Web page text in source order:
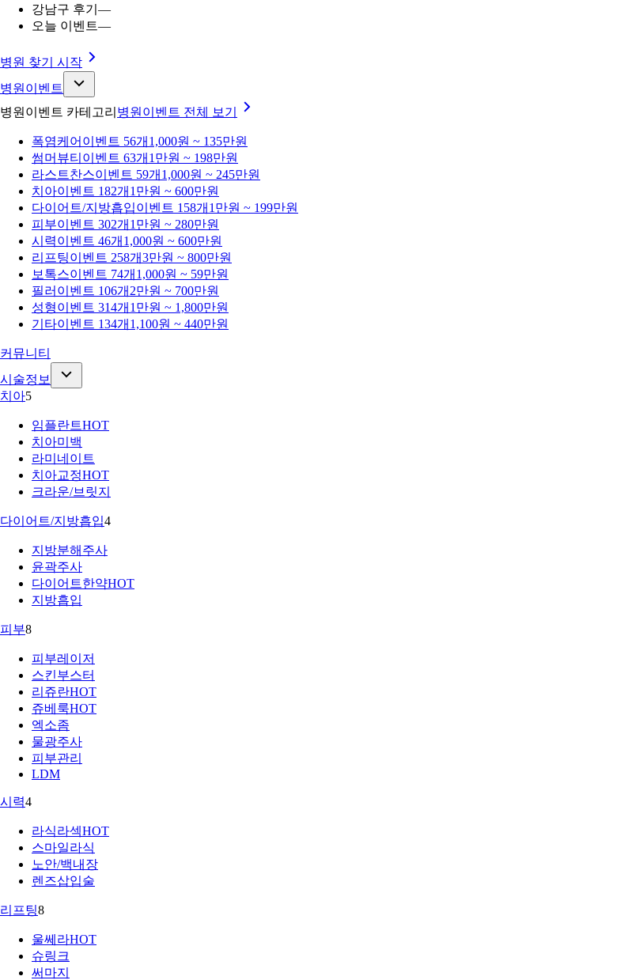
강남구 후기 —
오늘 이벤트—
병원 찾기 시작
병원이벤트
병원이벤트 카테고리 병원이벤트 전체 보기
폭염케어 이벤트 56개 1,000원 ~ 135만원
썸머뷰티 이벤트 63개 1만원 ~ 198만원
라스트찬스이벤트 59개 1,000원 ~ 245만원
치아이벤트 182개 1만원 ~ 600만원
다이어트/지방흡입이벤트 158개 1만원 ~ 199만원
피부이벤트 302개 1만원 ~ 280만원
시력이벤트 46개 1,000원 ~ 600만원
리프팅이벤트 258개3만원 ~ 800만원
보톡스이벤트 74개 1,000원 ~ 59만원
필러 이벤트 106개 2만원 ~ 700만원
성형이벤트 314개 1만원 ~ 1,800만원
기타이벤트 134개 1,100원 ~ 440만원
커뮤니티
시술정보
치아5
임플란트HOT
치아미백
라미네이트
치아교정HOT
크라운/브릿지
다이어트/지방흡입4
지방분해주사
윤곽주사
다이어트한약HOT
지방흡입
피부8
피부레이저
스킨부스터
리쥬란HOT
쥬베룩HOT
엑소좀
물광주사
피부관리
LDM
시력4
라식라섹HOT
스마일라식
노안/백내장
렌즈삽입술
리프팅8
울쎄라HOT
슈링크
써마지